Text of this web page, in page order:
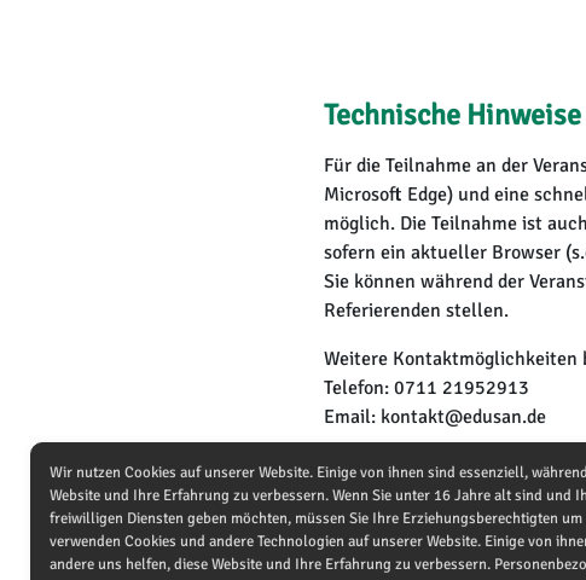
Wir nutzen Cookies auf unserer Website. Einige von ihnen sind essenziell,
Website und Ihre Erfahrung zu verbessern. Wenn Sie unter 16 Jahre alt sind und
freiwilligen Diensten geben möchten, müssen Sie Ihre Erziehungsberechtigten
verwenden Cookies und andere Technologien auf unserer Website. Einige von
andere uns helfen, diese Website und Ihre Erfahrung zu verbessern.
Technische Hinweise
Für die Teilnahme an der
Microsoft Edge) und eine
möglich. Die Teilnahme ist
sofern ein aktueller Browser
Sie können während der
Referierenden stellen.
Weitere Kontaktmöglichkeiten
Telefon: 0711 21952913
Email: kontakt@edusan.de
Pflichttexte
ALLUNA® SchlafAnwendungsgebiete:
enthält: 187 mg Trockenextrakt aus
(7 - 10:1); Auszugsmittel: Methanol